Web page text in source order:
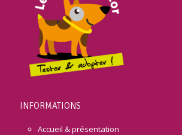
INFORMATIONS
Accueil & présentation